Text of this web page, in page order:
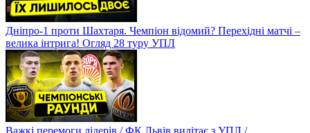
Дніпро-1 проти Шахтаря. Чемпіон відомий? Перехідні матчі –
велика інтрига! Огляд 28 туру УПЛ
Важкі перемоги лідерів / ФК Львів вилітає з УПЛ /